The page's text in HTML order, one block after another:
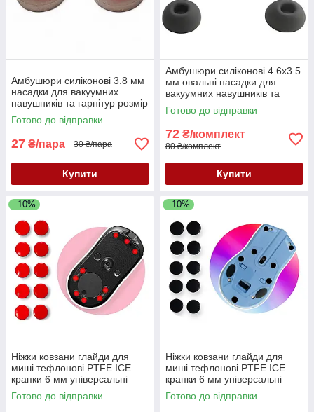
Амбушюри силіконові 3.8 мм
насадки для вакуумних
навушників та гарнітур розмір
M сіро-червоні
Готово до відправки
27 ₴/пара 30 ₴/пара
Купити
Амбушюри силіконові 4.6x3.5
мм овальні насадки для
вакуумних навушників та
гарнітур 3 пари розмір S/M/L
сірі
Готово до відправки
72 ₴/комплект
80 ₴/комплект
Купити
–10%
Ніжки ковзани глайди для
миші тефлонові PTFE ICE
крапки 6 мм універсальні
червоні 10 шт.
Готово до відправки
–10%
Ніжки ковзани глайди для
миші тефлонові PTFE ICE
крапки 6 мм універсальні
чорні 10 шт.
Готово до відправки